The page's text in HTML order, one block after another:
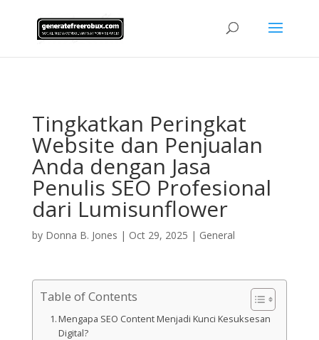
Tingkatkan Peringkat
Website dan Penjualan
Anda dengan Jasa
Penulis SEO Profesional
dari Lumisunflower
by Donna B. Jones | Oct 29, 2025 | General
Table of Contents
Mengapa SEO Content Menjadi Kunci Kesuksesan
Digital?